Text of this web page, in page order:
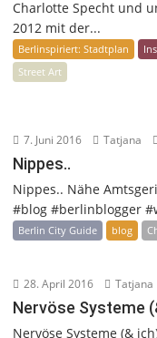
Charlotte Specht und
2012 mit der...
Berlinspiriert: Stadtplan
Street Art
7. Juni 2016 Tatjana
Nippes..
Nippes.. Nähe
#blog #berlinblogger
Berlin City Guide blog
28. April 2016 Tatjana
Nervöse Systeme
Nervöse Systeme (&